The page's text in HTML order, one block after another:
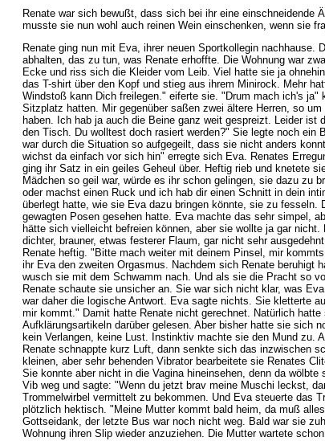
Renate war sich bewußt, dass sich bei ihr eine einschneidende
musste sie nun wohl auch reinen Wein einschenken, wenn sie
Renate ging nun mit Eva, ihrer neuen Sportkollegin
abhalten, das zu tun, was Renate erhoffte. Die Wohnung war
Ecke und riss sich die Kleider vom Leib. Viel hatte sie ja
das T-shirt über den Kopf und stieg aus ihrem Minirock. Mehr
Windstoß kann Dich freilegen." eiferte sie. "Drum mach ich's ja"
Sitzplatz hatten. Mir gegenüber saßen zwei ältere Herren, so
haben. Ich hab ja auch die Beine ganz weit gespreizt. Leider
den Tisch. Du wolltest doch rasiert werden?" Sie legte noch ein
war durch die Situation so aufgegeilt, dass sie nicht anders
wichst da einfach vor sich hin" erregte sich Eva. Renates
ging ihr Satz in ein geiles Geheul über. Heftig rieb und knetete
Mädchen so geil war, würde es ihr schon gelingen, sie dazu zu
oder machst einen Ruck und ich hab dir einen Schnitt in dein
überlegt hatte, wie sie Eva dazu bringen könnte, sie zu
gewagten Posen gesehen hatte. Eva machte das sehr simpel,
hätte sich vielleicht befreien können, aber sie wollte ja gar
dichter, brauner, etwas festerer Flaum, gar nicht sehr
Renate heftig. "Bitte mach weiter mit deinem Pinsel, mir
ihr Eva den zweiten Orgasmus. Nachdem sich Renate beruhigt
wusch sie mit dem Schwamm nach. Und als sie die Pracht so
Renate schaute sie unsicher an. Sie war sich nicht klar, was
war daher die logische Antwort. Eva sagte nichts. Sie kletterte
mir kommt." Damit hatte Renate nicht gerechnet. Natürlich
Aufklärungsartikeln darüber gelesen. Aber bisher hatte sie sich
kein Verlangen, keine Lust. Instinktiv machte sie den Mund zu.
Renate schnappte kurz Luft, dann senkte sich das inzwischen
kleinen, aber sehr behenden Vibrator bearbeitete sie Renates
Sie konnte aber nicht in die Vagina hineinsehen, denn da
Vib weg und sagte: "Wenn du jetzt brav meine Muschi leckst,
Trommelwirbel vermittelt zu bekommen. Und Eva steuerte das
plötzlich hektisch. "Meine Mutter kommt bald heim, da muß
Gottseidank, der letzte Bus war noch nicht weg. Bald war sie
Wohnung ihren Slip wieder anzuziehen. Die Mutter wartete